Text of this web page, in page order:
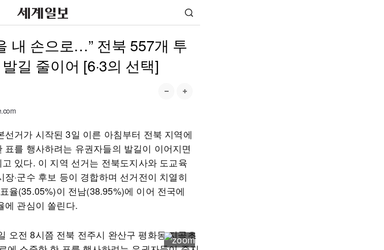
내 손으로…” 전북 557개 투
길 줄이어 [6·3의 선택]
거가 시작된 3일 이른 아침부터 전북 지역에
를 행사하려는 유권자들의 발길이 이어지면
있다. 이 지역 선거는 전북도지사와 도교육
·군수 후보 등이 경합하며 선거전이 치열히
율(35.05%)이 전남(38.95%)에 이어 전국에
에 관심이 쏠린다.